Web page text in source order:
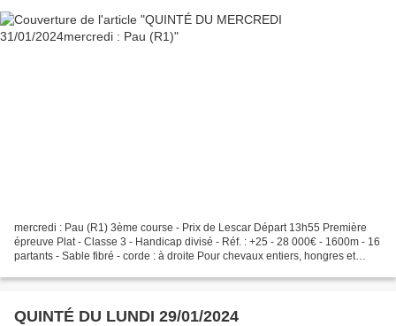
mercredi : Pau (R1) 3ème course - Prix de Lescar Départ 13h55 Première
épreuve Plat - Classe 3 - Handicap divisé - Réf. : +25 - 28 000€ - 1600m - 16
partants - Sable fibré - corde : à droite Pour chevaux entiers, hongres et
QUINTÉ DU LUNDI 29/01/2024